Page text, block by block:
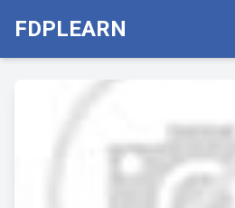
FDPLEARN